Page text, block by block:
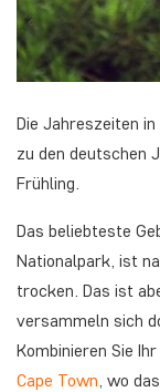
Die Jahreszeiten
zu den deutschen
Frühling.
Das beliebteste
Nationalpark, ist
trocken. Das ist
versammeln sich
Kombinieren Sie
Cape Town , wo